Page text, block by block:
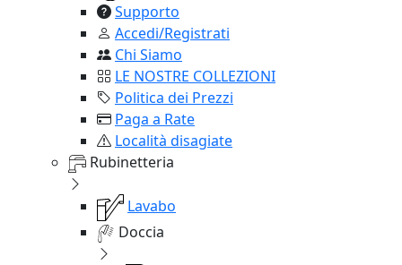
Supporto
Accedi/Registrati
Chi Siamo
LE NOSTRE COLLEZIONI
Politica dei Prezzi
Paga a Rate
Località disagiate
Rubinetteria
Lavabo
Doccia